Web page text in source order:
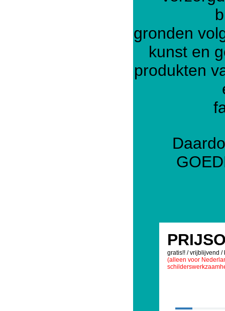
gronden
kunst en
produkten
gratis!! / vrijblijvend /
(alleen voor